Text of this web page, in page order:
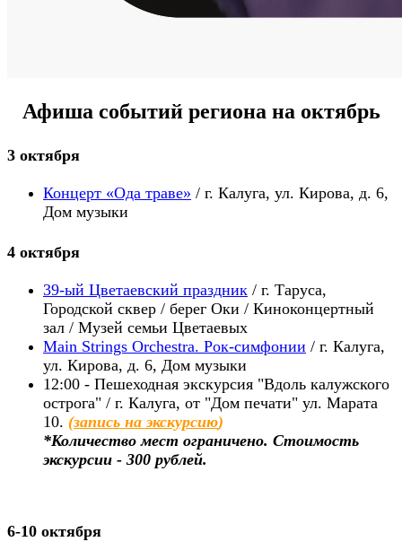
Афиша событий региона на октябрь
3 октября
Концерт «Ода траве» / г. Калуга, ул. Кирова, д. 6,
Дом музыки
4 октября
39-ый Цветаевский праздник / г. Таруса,
Городской сквер / берег Оки / Киноконцертный
зал / Музей семьи Цветаевых
Main Strings Orchestra. Рок-симфонии / г. Калуга,
ул. Кирова, д. 6, Дом музыки
12:00 - Пешеходная экскурсия "Вдоль калужского
острога" / г. Калуга, от "Дом печати" ул. Марата
10. (запись на экскурсию)
*Количество мест ограничено. Стоимость
экскурсии - 300 рублей.
6-10 октября